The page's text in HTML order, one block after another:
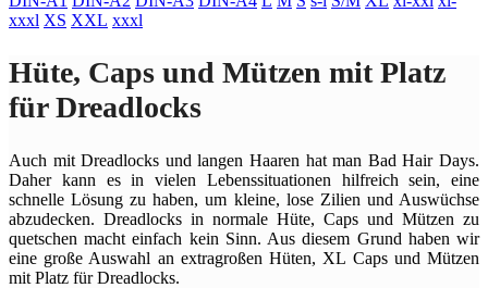
xxxl XS XXL xxxl
Hüte, Caps und Mützen mit Platz
für Dreadlocks
Auch mit Dreadlocks und langen Haaren hat man Bad Hair Days.
Daher kann es in vielen Lebenssituationen hilfreich sein, eine
schnelle Lösung zu haben, um kleine, lose Zilien und Auswüchse
abzudecken. Dreadlocks in normale Hüte, Caps und Mützen zu
quetschen macht einfach kein Sinn. Aus diesem Grund haben wir
eine große Auswahl an extragroßen Hüten, XL Caps und Mützen
mit Platz für Dreadlocks.